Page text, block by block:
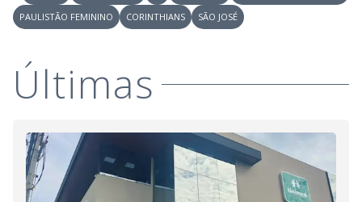
PAULISTÃO FEMININO
CORINTHIANS SÃO JOSÉ
Últimas